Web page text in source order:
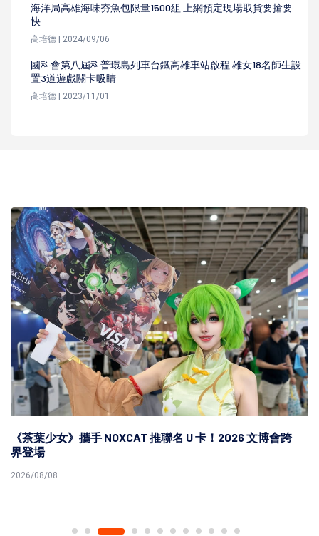
海洋局高雄海味夯魚包限量1500組 上網預定現場取貨要搶要
快
高培德 | 2024/09/06
國科會第八屆科普環島列車台鐵高雄車站啟程 雄女18名師生設
置3道遊戲關卡吸睛
高培德 | 2023/11/01
《茶葉少女》攜手 NOXCAT 推聯名 U 卡！2026 文博會跨
界登場
2026/08/08